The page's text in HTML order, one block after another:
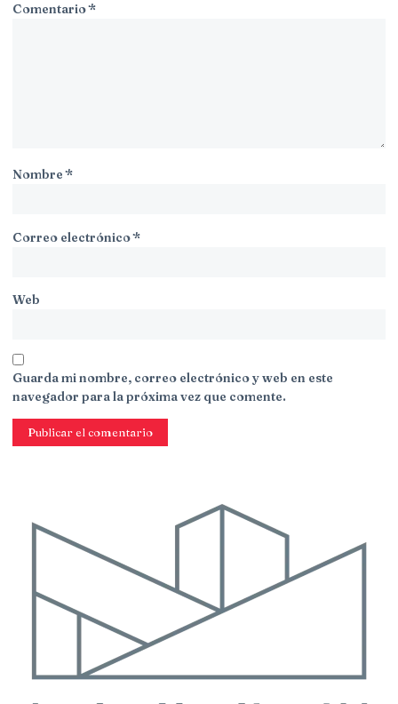
Comentario*
Nombre*
Correo electrónico*
Web
Guarda mi nombre, correo electrónico y web en este
navegador para la próxima vez que comente.